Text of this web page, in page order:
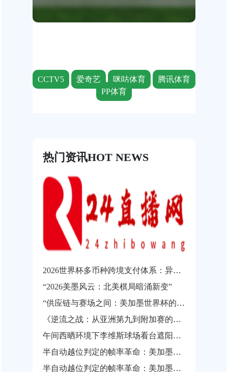
CCTV5 爱奇艺 咪咕体育
腾讯体育
PP体育
热门资讯HOT NEWS
2026世界杯多币种跨境支付体系：异构结算系统的互操作瓶颈与协同发展路径
“2026美墨风云：北美棋局暗涌新变”
“供应链与赛场之间：美加墨世界杯的物流通关瓶颈”
《逆流之战：从亚洲第九到附加赛的涅槃之路》
午间西晒环境下李维斯球场看台遮阳性能实测与观赛热舒适影响分析
半自动越位判定的帧率革命：美加墨世界杯背后的实时影像解析技术
半自动越位判定的帧率革命：美加墨世界杯背后的实时影像解析技术